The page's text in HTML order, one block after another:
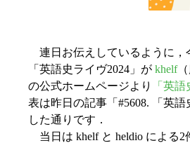
連日お伝えしているように，
「英語史ライヴ2024」が khelf
の公式ホームページより
「英
表は昨日の記事「#5608. 「英
した通りです．
当日は khelf と heldio による2